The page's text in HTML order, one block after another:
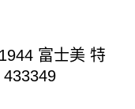
富士美 特